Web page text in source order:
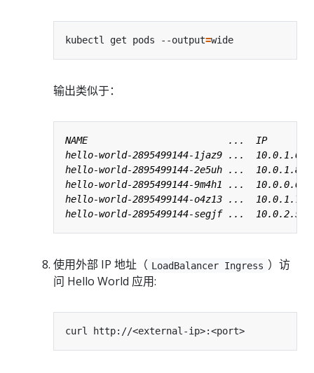
kubectl get pods --output=
输出类似于：
使用外部 IP 地址（ LoadBalancer Ingress ）访
问 Hello World 应用: